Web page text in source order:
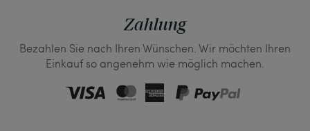
Zahlung
Bezahlen Sie nach Ihren Wünschen. Wir möchten Ihren
Einkauf so angenehm wie möglich machen.